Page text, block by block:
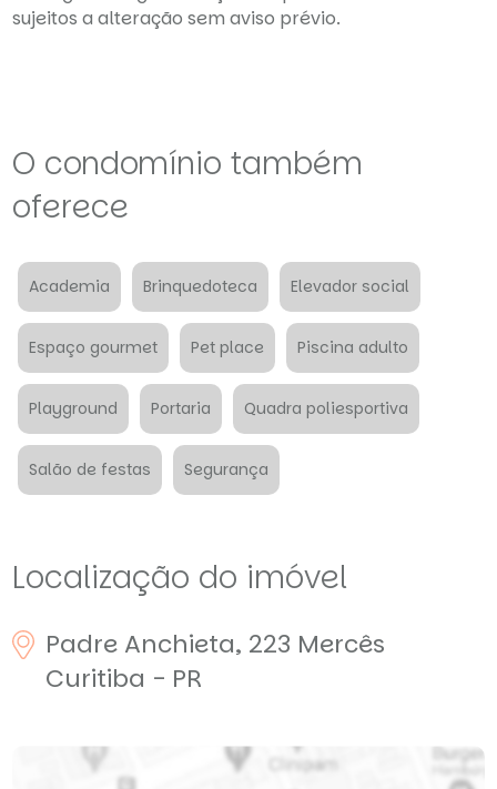
sujeitos a alteração sem aviso prévio.
O condomínio também
oferece
Academia Brinquedoteca Elevador social
Espaço gourmet Pet place Piscina adulto
Playground Portaria Quadra poliesportiva
Salão de festas Segurança
Localização do imóvel
Padre Anchieta, 223 Mercês
Curitiba - PR